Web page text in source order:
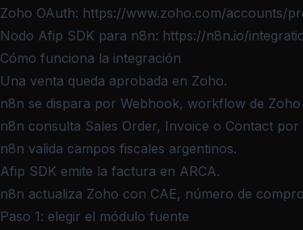
Zoho OAuth: https://www.zoho.com/accounts/
Nodo Afip SDK para n8n: https://n8n.io/
Cómo funciona la integración
Una venta queda aprobada en Zoho.
n8n se dispara por Webhook, workflow de
n8n consulta Sales Order, Invoice o Contact por
n8n valida campos fiscales argentinos.
Afip SDK emite la factura en ARCA.
n8n actualiza Zoho con CAE, número de
Paso 1: elegir el módulo fuente